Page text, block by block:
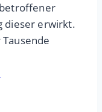
dieser erwirkt.